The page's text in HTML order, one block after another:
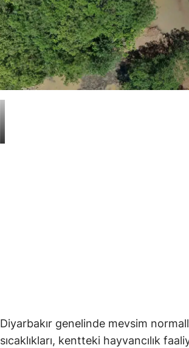
Diyarbakır genelinde mevsim
sıcaklıkları, kentteki hayvancılık